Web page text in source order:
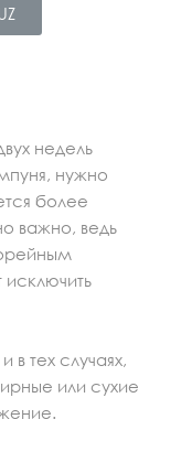
недель
нужно
более
важно, ведь
в тех случаях,
или сухие